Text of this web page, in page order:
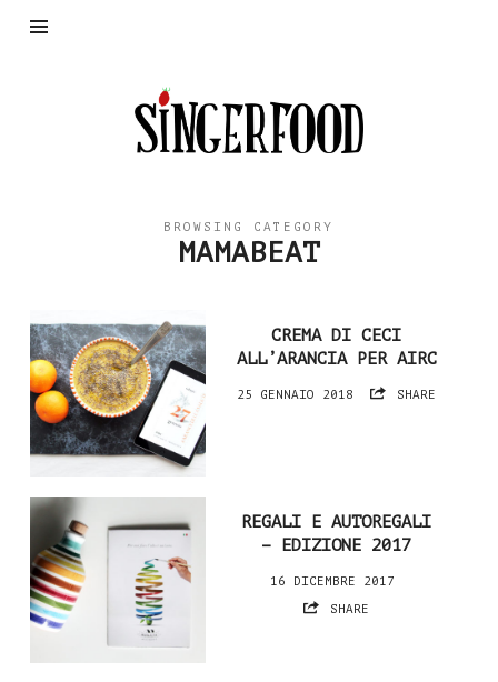
SingerFood
BROWSING CATEGORY
MAMABEAT
CREMA DI CECI
ALL’ARANCIA PER AIRC
25 GENNAIO 2018 SHARE
REGALI E AUTOREGALI
– EDIZIONE 2017
16 DICEMBRE 2017
SHARE